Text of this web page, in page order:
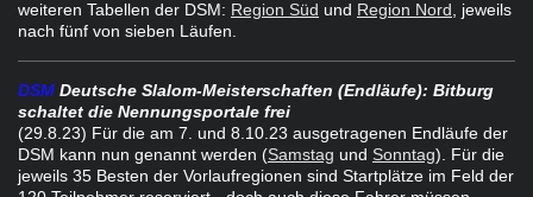
weiteren Tabellen der DSM: Region Süd und Region Nord , jeweils
nach fünf von sieben Läufen.
DSM Deutsche Slalom-Meisterschaften (Endläufe): Bitburg
schaltet die Nennungsportale frei
(29.8.23) Für die am 7. und 8.10.23 ausgetragenen Endläufe der
DSM kann nun genannt werden (Samstag und Sonntag). Für die
jeweils 35 Besten der Vorlaufregionen sind Startplätze im Feld der